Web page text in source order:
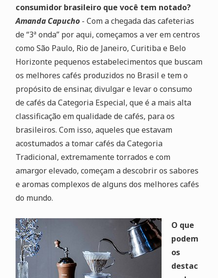
consumidor brasileiro que você tem notado?
Amanda Capucho- Com a chegada das cafeterias
de “3ª onda” por aqui, começamos a ver em centros
como São Paulo, Rio de Janeiro, Curitiba e Belo
Horizonte pequenos estabelecimentos que buscam
os melhores cafés produzidos no Brasil e tem o
propósito de ensinar, divulgar e levar o consumo
de cafés da Categoria Especial, que é a mais alta
classificação em qualidade de cafés, para os
brasileiros. Com isso, aqueles que estavam
acostumados a tomar cafés da Categoria
Tradicional, extremamente torrados e com
amargor elevado, começam a descobrir os sabores
e aromas complexos de alguns dos melhores cafés
do mundo.
O que
podem
os
destac